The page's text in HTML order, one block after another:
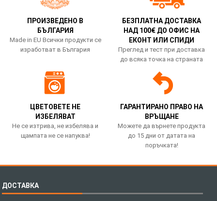
ПРОИЗВЕДЕНО В
БЪЛГАРИЯ
Made in EU Всички продукти се
изработват в България
БЕЗПЛАТНА ДОСТАВКА
НАД 100€ ДО ОФИС НА
ЕКОНТ ИЛИ СПИДИ
Преглед и тест при доставка
до всяка точка на страната
ЦВЕТОВЕТЕ НЕ
ИЗБЕЛЯВАТ
Не се изтрива, не избелява и
щампата не се напуква!
ГАРАНТИРАНО ПРАВО НА
ВРЪЩАНЕ
Можете да върнете продукта
до 15 дни от датата на
поръчката!
ДОСТАВКА